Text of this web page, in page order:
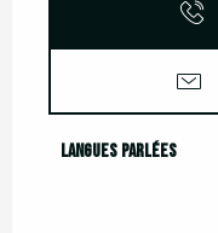
Langues parlées
Langues parlées